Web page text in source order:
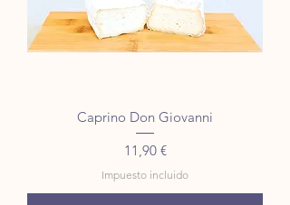
Caprino Don Giovanni
Precio
11,90 €
Impuesto incluido